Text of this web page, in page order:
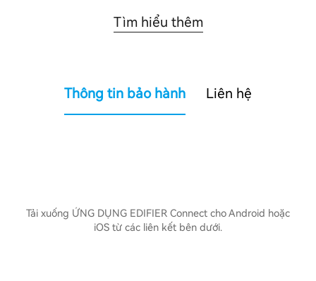
Tìm hiểu thêm
Thông tin bảo hành Liên hệ
Tải xuống ỨNG DỤNG EDIFIER Connect cho Android hoặc
iOS từ các liên kết bên dưới.